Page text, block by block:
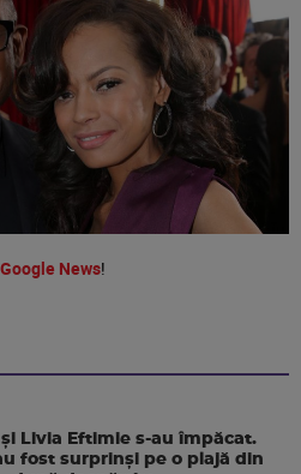
Google News!
Livia Eftimie s-au împăcat.
fost surprinși pe o plajă din